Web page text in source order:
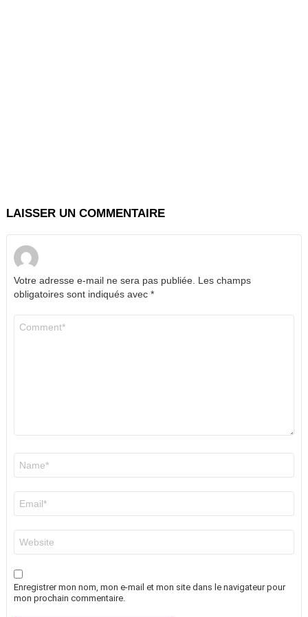
LAISSER UN COMMENTAIRE
Votre adresse e-mail ne sera pas publiée. Les champs
obligatoires sont indiqués avec *
mail
*
web
Enregistrer mon nom, mon e-mail et mon site dans le navigateur pour
mon prochain commentaire.